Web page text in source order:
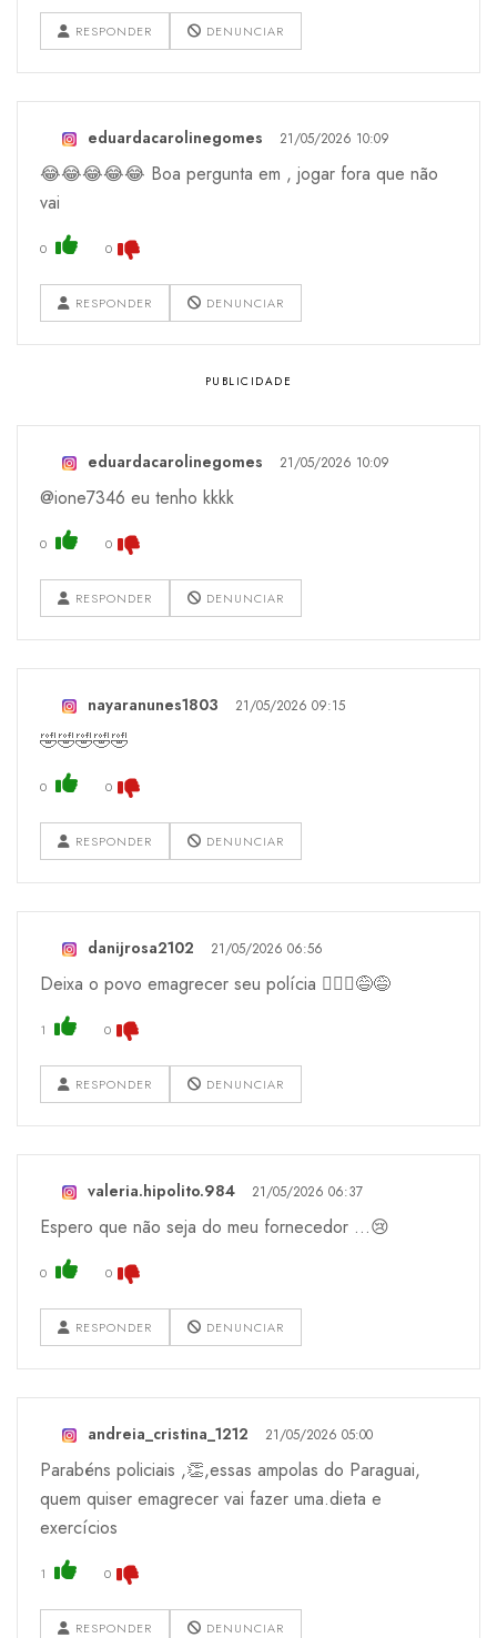
RESPONDER DENUNCIAR
eduardacarolinegomes 21/05/2026 10:09
😂😂😂😂😂 Boa pergunta em , jogar fora que não
vai
0 0
RESPONDER DENUNCIAR
eduardacarolinegomes 21/05/2026 10:09
@ione7346 eu tenho kkkk
0 0
RESPONDER DENUNCIAR
nayaranunes1803 21/05/2026 09:15
🤣🤣🤣🤣🤣
0 0
RESPONDER DENUNCIAR
danijrosa2102 21/05/2026 06:56
Deixa o povo emagrecer seu polícia 🤦🏻‍♀️😅😅
1 0
RESPONDER DENUNCIAR
valeria.hipolito.984 21/05/2026 06:37
Espero que não seja do meu fornecedor ...😢
0 0
RESPONDER DENUNCIAR
andreia_cristina_1212 21/05/2026 05:00
Parabéns policiais ,👏,essas ampolas do Paraguai,
quem quiser emagrecer vai fazer uma.dieta e
exercícios
1 0
RESPONDER DENUNCIAR